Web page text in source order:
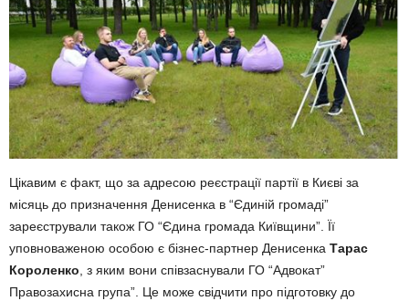
Цікавим є факт, що за адресою реєстрації партії в Києві за
місяць до призначення Денисенка в “Єдиній громаді”
зареєстрували також ГО “Єдина громада Київщини”. Її
уповноваженою особою є бізнес-партнер Денисенка Тарас
Короленко, з яким вони співзаснували ГО “Адвокат”
Правозахисна група”. Це може свідчити про підготовку до